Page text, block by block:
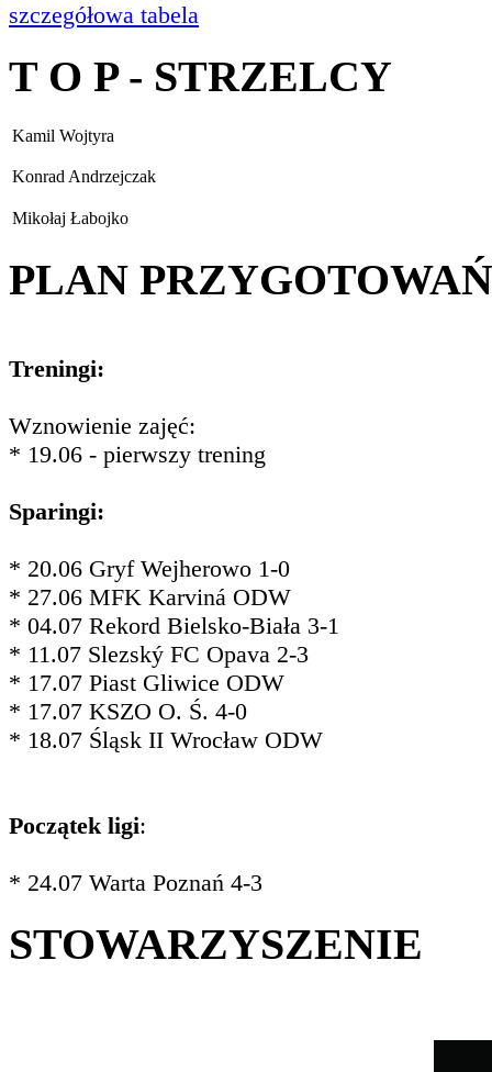
szczegółowa tabela
T O P - STRZELCY
Kamil Wojtyra
Konrad Andrzejczak
Mikołaj Łabojko
PLAN PRZYGOTOWAŃ
Treningi:
Wznowienie zajęć:
* 19.06 - pierwszy trening
Sparingi:
* 20.06 Gryf Wejherowo 1-0
* 27.06 MFK Karviná ODW
* 04.07 Rekord Bielsko-Biała 3-1
* 11.07 Slezský FC Opava 2-3
* 17.07 Piast Gliwice ODW
* 17.07 KSZO O. Ś. 4-0
* 18.07 Śląsk II Wrocław ODW
Początek ligi:
* 24.07 Warta Poznań 4-3
STOWARZYSZENIE